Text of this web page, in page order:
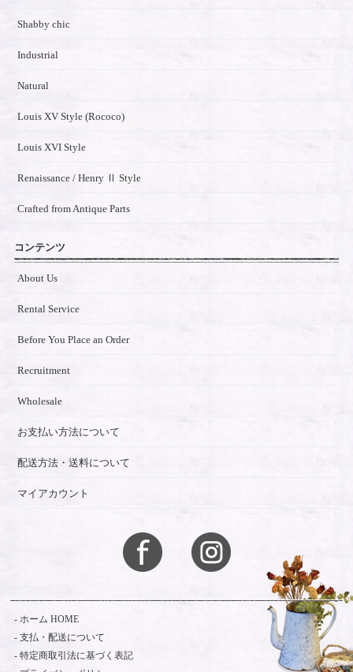
Shabby chic
Industrial
Natural
Louis XV Style (Rococo)
Louis XVI Style
Renaissance / Henry Ⅱ Style
Crafted from Antique Parts
コンテンツ
About Us
Rental Service
Before You Place an Order
Recruitment
Wholesale
お支払い方法について
配送方法・送料について
マイアカウント
ホーム HOME
支払・配送について
特定商取引法に基づく表記